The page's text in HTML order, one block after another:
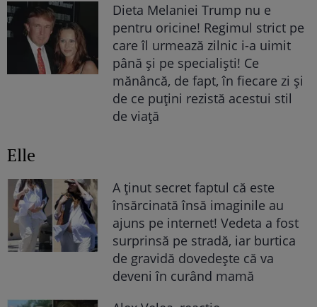
Dieta Melaniei Trump nu e
pentru oricine! Regimul strict pe
care îl urmează zilnic i-a uimit
până și pe specialiști! Ce
mănâncă, de fapt, în fiecare zi și
de ce puțini rezistă acestui stil
de viață
Elle
A ținut secret faptul că este
însărcinată însă imaginile au
ajuns pe internet! Vedeta a fost
surprinsă pe stradă, iar burtica
de gravidă dovedește că va
deveni în curând mamă